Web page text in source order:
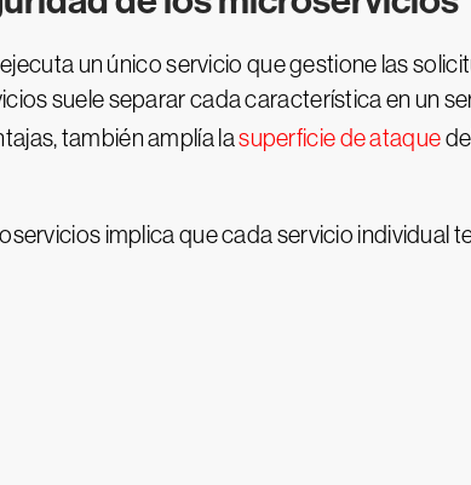
un único servicio que gestione las
suele separar cada característica en un
también amplía lasuperficie de ataque
implica que cada servicio individual